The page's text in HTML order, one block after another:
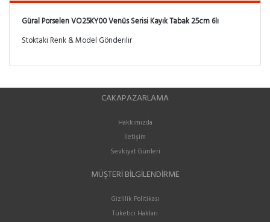
Güral Porselen VO25KY00 Venüs Serisi Kayık Tabak 25cm 6lı
Stoktaki Renk & Model Gönderilir
CAKAPAZARLAMA
Hakkımızda
İletişim
Sevkiyat Günleri
MÜŞTERI BILGILENDIRME
Gizlilik Politikası
Tüketici Hakları